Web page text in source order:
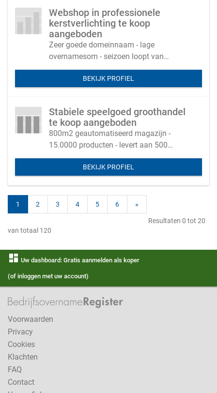
Webshop in professionele
kerstverlichting te koop
aangeboden
Zeer goede domeinnaam - lage
overnamesom - seizoen loopt van
oktober tot en met december
BEKIJK PROFIEL
Stabiele speelgoed groothandel
te koop aangeboden
800m2 geautomatiseerd magazijn -
15.0000 producten - levert aan 500
winkels in NL en B - zeer stabiele omzet
BEKIJK PROFIEL
1 2 3 4 5 6 »
Resultaten 0 tot 20
van totaal 120
dashboard Uw dashboard: Gratis aanmelden als koper
(of inloggen met uw account)
Voorwaarden
Privacy
Cookies
Klachten
FAQ
Contact